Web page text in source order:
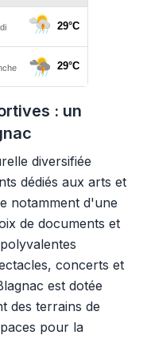
: un
diversifiée
dédiés aux arts et
notamment d'une
de documents et
concerts et
est dotée
des terrains de
pour la